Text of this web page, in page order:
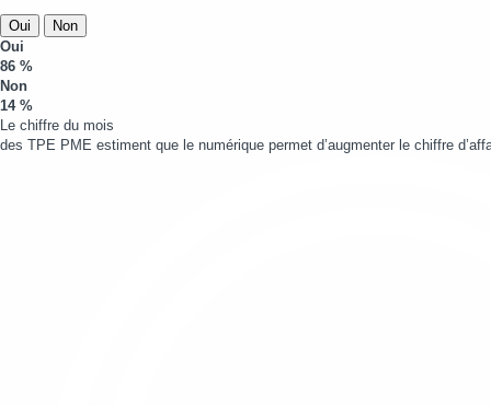
Oui
Non
Oui
86 %
Non
14 %
Le chiffre du mois
des TPE PME estiment que le numérique permet d’augmenter le chiffre